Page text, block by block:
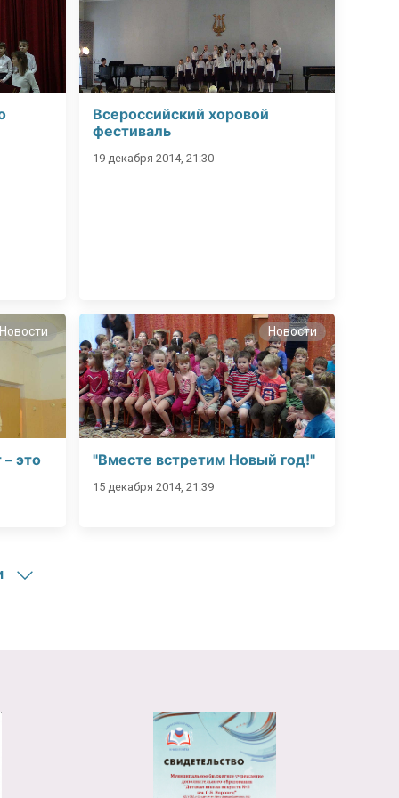
Всероссийский хоровой
фестиваль
19 декабря 2014, 21:30
Новости
это
Новости
"Вместе встретим Новый год!"
15 декабря 2014, 21:39